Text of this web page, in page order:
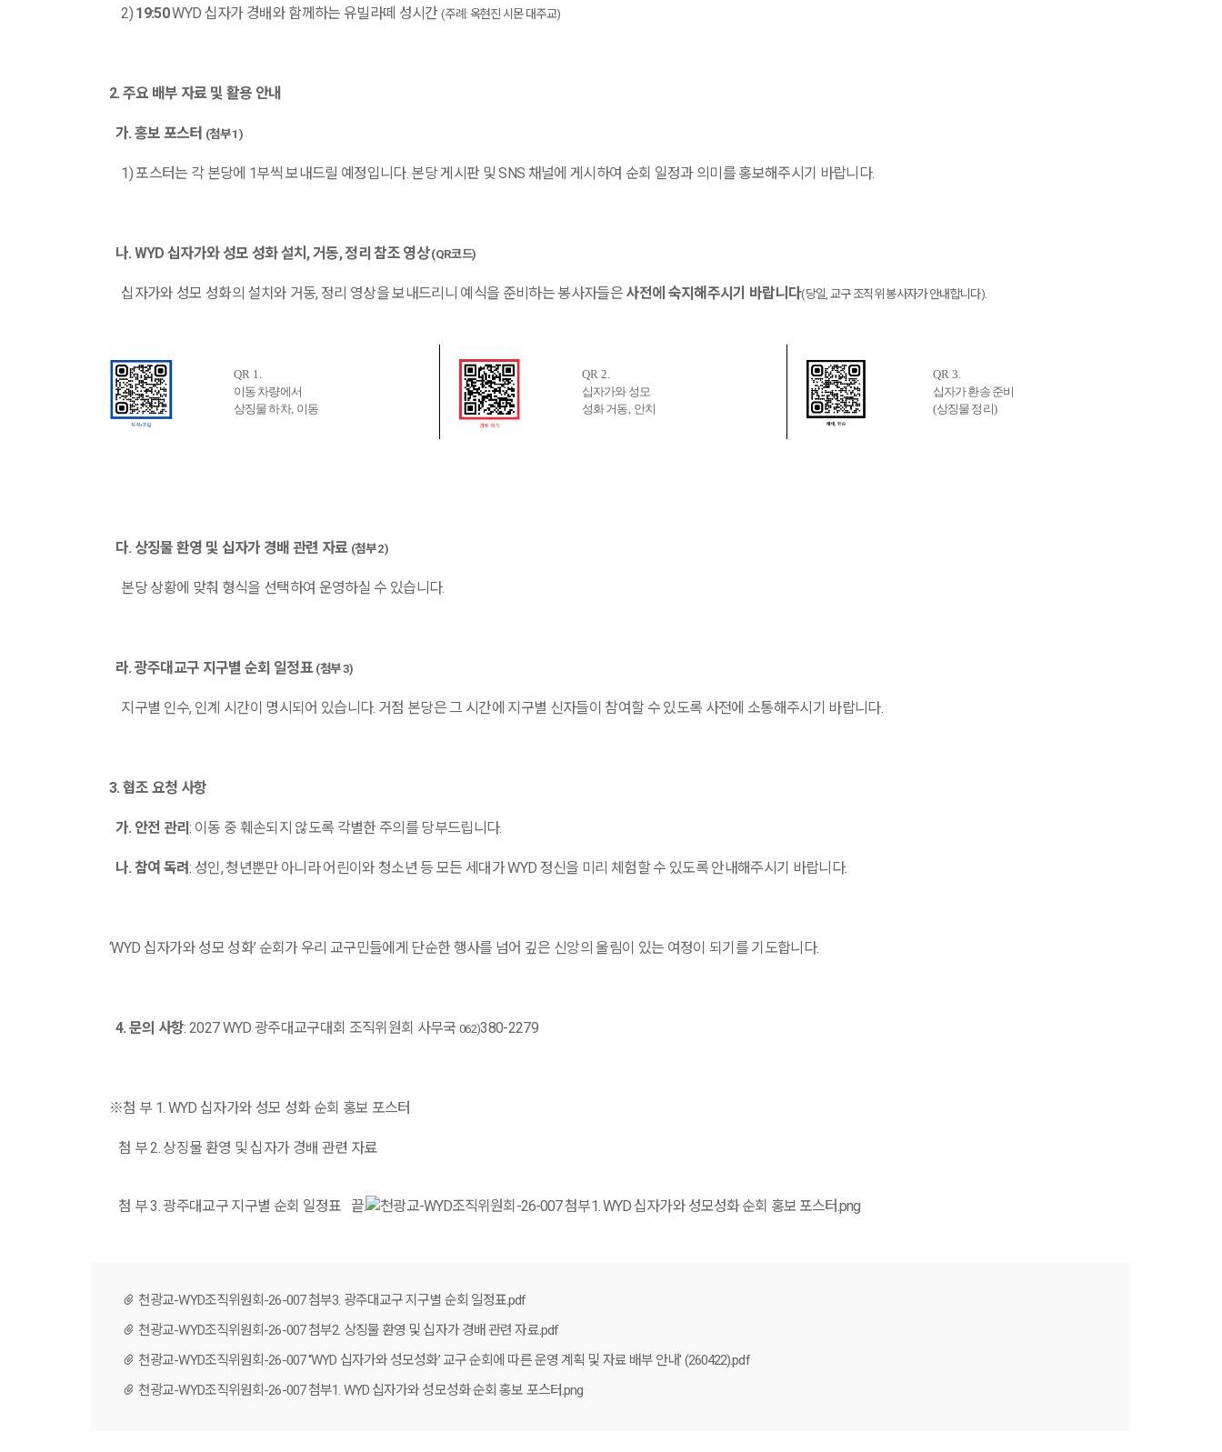
2) 19:50WYD 십자가 경배와 함께하는 유빌라떼 성시간(주례 : 옥현진 시몬 대주교)
2. 주요 배부 자료 및 활용 안내
가. 홍보 포스터 (첨부1)
1) 포스터는 각 본당에 1부씩 보내드릴 예정입니다. 본당 게시판 및SNS 채널에 게시하여 순회 일정과 의미를 홍보해주시기 바랍니다.
나. WYD십자가와 성모 성화 설치 ,거동,정리 참조 영상(QR코드)
십자가와 성모 성화의 설치와 거동, 정리 영상을 보내드리니 예식을 준비하는 봉사자들은 사전에 숙지해주시기 바랍니다(당일,교구 조직위 봉사자가 안내합니다).
QR 1.
이동 차량에서
상징물 하차, 이동
QR 2.
십자가와 성모
성화 거동, 안치
QR 3.
십자가 환송 준비
(상징물 정리)
다. 상징물 환영 및 십자가 경배 관련 자료 (첨부2)
본당 상황에 맞춰 형식을 선택하여 운영하실 수 있습니다.
라. 광주대교구 지구별 순회 일정표 (첨부3)
지구별 인수, 인계 시간이 명시되어 있습니다. 거점 본당은 그 시간에 지구별 신자들이 참여할 수 있도록 사전에 소통해주시기 바랍니다.
3. 협조 요청 사항
가. 안전 관리: 이동 중 훼손되지 않도록 각별한 주의를 당부드립니다.
나. 참여 독려: 성인, 청년뿐만 아니라 어린이와 청소년 등 모든 세대가WYD 정신을 미리 체험할 수 있도록 안내해주시기 바랍니다.
‘WYD 십자가와 성모 성화’ 순회가 우리 교구민들에게 단순한 행사를 넘어 깊은 신앙의 울림이 있는 여정이 되기를 기도합니다.
4. 문의 사항: 2027 WYD광주대교구대회 조직위원회 사무국062)380-2279
※첨 부 1. WYD십자가와 성모 성화 순회 홍보 포스터
첨 부2. 상징물 환영 및 십자가 경배 관련 자료
첨 부3.광주대교구 지구별 순회 일정표 끝.
천광교-WYD조직위원회-26-007 첨부3. 광주대교구 지구별 순회 일정표.pdf
천광교-WYD조직위원회-26-007 첨부2. 상징물 환영 및 십자가 경배 관련 자료.pdf
천광교-WYD조직위원회-26-007 '‘WYD 십자가와 성모성화’ 교구 순회에 따른 운영 계획 및 자료 배부 안내' (260422).pdf
천광교-WYD조직위원회-26-007 첨부1. WYD 십자가와 성모성화 순회 홍보 포스터.png